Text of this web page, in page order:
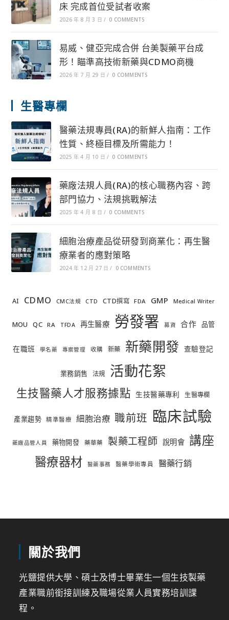
床 完成首位受試者收案
2026 年 8 月 3 日 / 0 COMMENTS
易威、健亞完成合併 台美製藥平台成
形！瞄準高技術新藥與CDMO商機
2026 年 7 月 29 日 / 0 COMMENTS
生醫專欄
醫藥法規專員(RA)的新鮮人指南：工作
性質、終極目標及所需能力！
2025 年 4 月 10 日 / 0 COMMENTS
藥廠法規人員(RA)的核心職務內容、跨
部門協力、法規挑戰解法
2025 年 4 月 8 日 / 0 COMMENTS
細胞治療產品從研發到商業化：再生醫
療業者的應對策略
2024 年 12 月 27 日 / 0 COMMENTS
AI CDMO CMC法規 CTD CTD撰寫 FDA GMP Medical Writer
MOU QC RA TFDA 再生醫療 勞發署 募資 合作 品管
在職班 學名藥 專案管理 收購 新藥 新藥開發 查驗登記
業務銷售 法規 活動花絮
生技醫藥人才服務據點 生技醫藥專利 生醫專欄
產業趨勢 精準醫療 細胞治療 職前班 臨床試驗
藥廠品管人員 藥物開發 藥華藥 製藥工程師 說明會 講座
醫療器材 醫藥事務 醫藥學術專員 醫藥行銷
關於我們
光鹽提供大學、碩士及博士畢業生一個生技製藥
產業職前銜接訓練及職場從業人員實務培訓課
程。